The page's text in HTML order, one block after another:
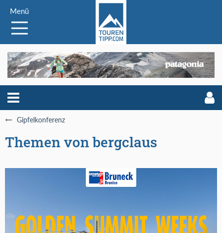
Menü
Gipfelkonferenz
Themen von bergclaus